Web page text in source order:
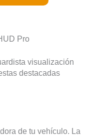
Pro
visualización
destacadas
de tu vehículo. La